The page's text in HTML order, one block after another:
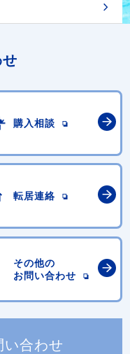
購入相談
転居連絡
その他の
お問い合わせ
い合わせ